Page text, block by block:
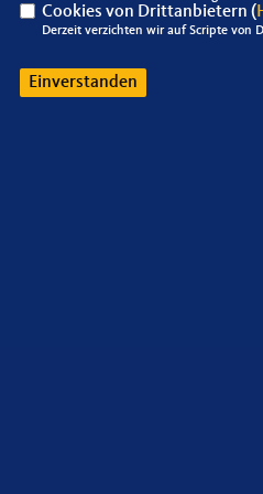
Cookies von Drittanbietern (
Derzeit verzichten wir auf Scripte von
Einverstanden